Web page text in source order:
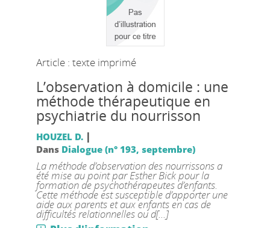
Article : texte imprimé
L’observation à domicile : une
méthode thérapeutique en
psychiatrie du nourrisson
HOUZEL D. |
Dans Dialogue (n° 193, septembre)
La méthode d’observation des nourrissons a
été mise au point par Esther Bick pour la
formation de psychothérapeutes d’enfants.
Cette méthode est susceptible d’apporter une
aide aux parents et aux enfants en cas de
difficultés relationnelles ou d[...]